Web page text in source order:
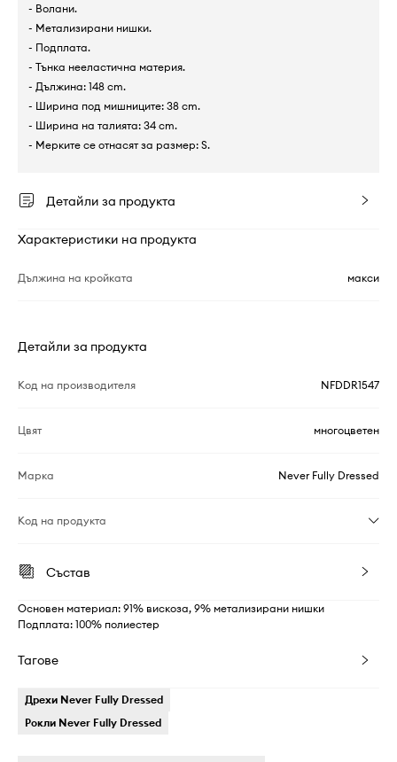
- Волани.
- Метализирани нишки.
- Подплата.
- Тънка нееластична материя.
- Дължина: 148 cm.
- Ширина под мишниците: 38 cm.
- Ширина на талията: 34 cm.
- Мерките се отнасят за размер: S.
Детайли за продукта
Характеристики на продукта
Дължина на кройката макси
Детайли за продукта
Код на производителя NFDDR1547
Цвят многоцветен
Марка Never Fully Dressed
Код на продукта
Състав
Основен материал: 91% вискоза, 9% метализирани нишки
Подплата: 100% полиестер
Тагове
Дрехи Never Fully Dressed
Рокли Never Fully Dressed